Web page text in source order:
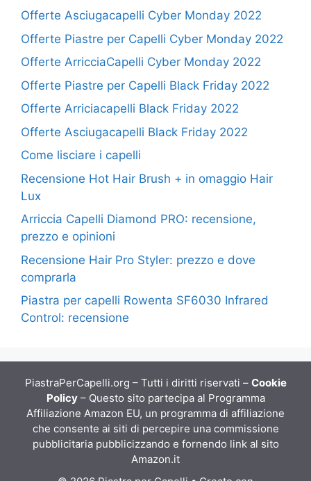
Offerte Asciugacapelli Cyber Monday 2022
Offerte Piastre per Capelli Cyber Monday 2022
Offerte ArricciaCapelli Cyber Monday 2022
Offerte Piastre per Capelli Black Friday 2022
Offerte Arriciacapelli Black Friday 2022
Offerte Asciugacapelli Black Friday 2022
Come lisciare i capelli
Recensione Hot Hair Brush + in omaggio Hair
Lux
Arriccia Capelli Diamond PRO: recensione,
prezzo e opinioni
Recensione Hair Pro Styler: prezzo e dove
comprarla
Piastra per capelli Rowenta SF6030 Infrared
Control: recensione
PiastraPerCapelli.org – Tutti i diritti riservati – Cookie
Policy– Questo sito partecipa al Programma
Affiliazione Amazon EU, un programma di affiliazione
che consente ai siti di percepire una commissione
pubblicitaria pubblicizzando e fornendo link al sito
Amazon.it